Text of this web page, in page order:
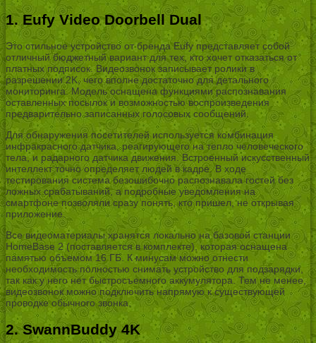
1. Eufy Video Doorbell Dual
Это стильное устройство от бренда Eufy представляет собой
отличный бюджетный вариант для тех, кто хочет отказаться от
платных подписок. Видеозвонок записывает ролики в
разрешении 2K, чего вполне достаточно для детального
мониторинга. Модель оснащена функциями распознавания
оставленных посылок и возможностью воспроизведения
предварительно записанных голосовых сообщений.
Для обнаружения посетителей используется комбинация
инфракрасного датчика, реагирующего на тепло человеческого
тела, и радарного датчика движения. Встроенный искусственный
интеллект точно определяет людей в кадре. В ходе
тестирования система безошибочно распознавала гостей без
ложных срабатываний, а подробные уведомления на
смартфоне позволяли сразу понять, кто пришел, не открывая
приложение.
Все видеоматериалы хранятся локально на базовой станции
HomeBase 2 (поставляется в комплекте), которая оснащена
памятью объемом 16 ГБ. К минусам можно отнести
необходимость полностью снимать устройство для подзарядки,
так как у него нет быстросъемного аккумулятора. Тем не менее,
видеозвонок можно подключить напрямую к существующей
проводке обычного звонка.
2. SwannBuddy 4K